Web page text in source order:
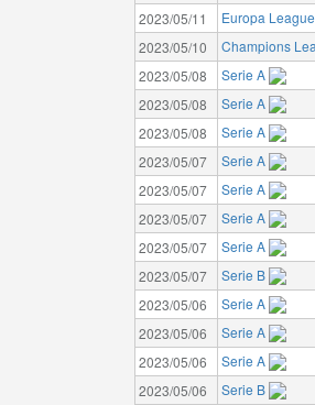
2023/05/11 Europa League
2023/05/10 Champions
2023/05/08 Serie A
2023/05/08 Serie A
2023/05/08 Serie A
2023/05/07 Serie A
2023/05/07 Serie A
2023/05/07 Serie A
2023/05/07 Serie A
2023/05/07 Serie B
2023/05/06 Serie A
2023/05/06 Serie A
2023/05/06 Serie A
2023/05/06 Serie B